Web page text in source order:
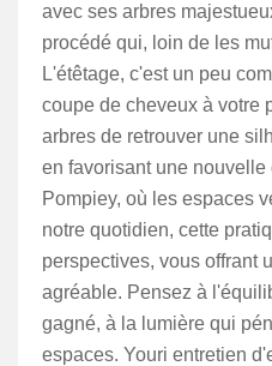
avec ses arbres
procédé qui, loin de les
L'étêtage, c'est un peu
coupe de cheveux à votre
arbres de retrouver une
en favorisant une
Pompiey, où les espaces
notre quotidien, cette
perspectives, vous offrant
agréable. Pensez à
gagné, à la lumière qui
espaces. Youri entretien